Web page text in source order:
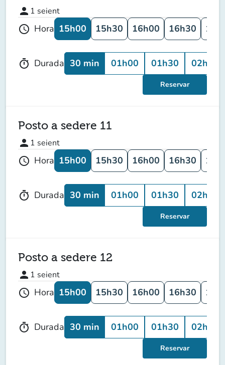
person 1 seient
schedule Hora 15h00 15h30 16h00 16h30
timer Durada 30 min 01h00 01h30 02h00
Reservar
Posto a sedere 11
person 1 seient
schedule Hora 15h00 15h30 16h00 16h30
timer Durada 30 min 01h00 01h30 02h00
Reservar
Posto a sedere 12
person 1 seient
schedule Hora 15h00 15h30 16h00 16h30
timer Durada 30 min 01h00 01h30 02h00
Reservar